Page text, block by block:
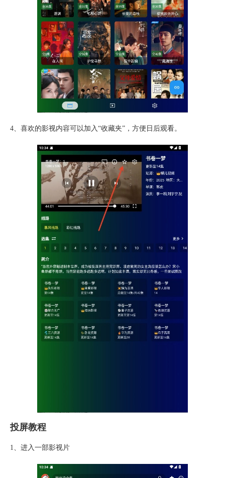
4、喜欢的影视内容可以加入“收藏夹”，方便日后观看。
投屏教程
1、进入一部影视片